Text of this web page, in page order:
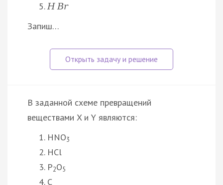
H Br
Запиш…
В заданной схеме превращений
веществами X и Y являются:
HNO3
HCl
P2O5
C